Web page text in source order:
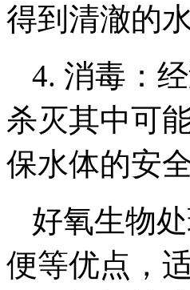
得到清澈的水
4. 消毒：
杀灭其中可
保水体的安全
好氧生物
便等优点，